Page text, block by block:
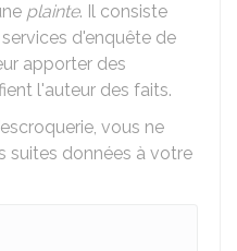
plainte. Il consiste
d'enquête de
apporter des
l'auteur des faits.
vous ne
suites données à votre